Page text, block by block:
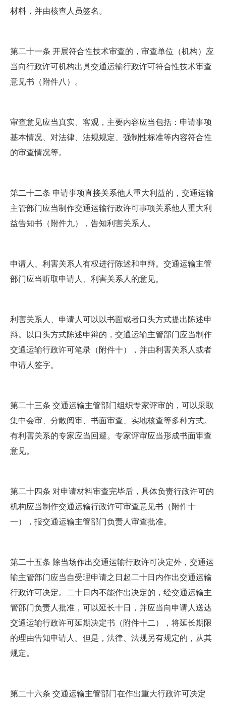
材料，并由核查人员签名。
第二十一条 开展符合性技术审查的，审查单位（机构）应
当向行政许可机构出具交通运输行政许可符合性技术审查
意见书（附件八）。
审查意见应当真实、客观，主要内容应当包括：申请事项
基本情况、对法律、法规规定、强制性标准等内容符合性
的审查情况等。
第二十二条 申请事项直接关系他人重大利益的，交通运输
主管部门应当制作交通运输行政许可事项关系他人重大利
益告知书（附件九），告知利害关系人。
申请人、利害关系人有权进行陈述和申辩。交通运输主管
部门应当听取申请人、利害关系人的意见。
利害关系人、申请人可以以书面或者口头方式提出陈述申
辩。以口头方式陈述申辩的，交通运输主管部门应当制作
交通运输行政许可笔录（附件十），并由利害关系人或者
申请人签字。
第二十三条 交通运输主管部门组织专家评审的，可以采取
集中会审、分散阅审、书面审查、实地核查等多种方式。
有利害关系的专家应当回避。专家评审应当形成书面审查
意见。
第二十四条 对申请材料审查完毕后，具体负责行政许可的
机构应当制作交通运输行政许可审查意见书（附件十
一），报交通运输主管部门负责人审查批准。
第二十五条 除当场作出交通运输行政许可决定外，交通运
输主管部门应当自受理申请之日起二十日内作出交通运输
行政许可决定。二十日内不能作出决定的，经交通运输主
管部门负责人批准，可以延长十日，并应当向申请人送达
交通运输行政许可延期决定书（附件十二），将延长期限
的理由告知申请人。但是，法律、法规另有规定的，从其
规定。
第二十六条 交通运输主管部门在作出重大行政许可决定